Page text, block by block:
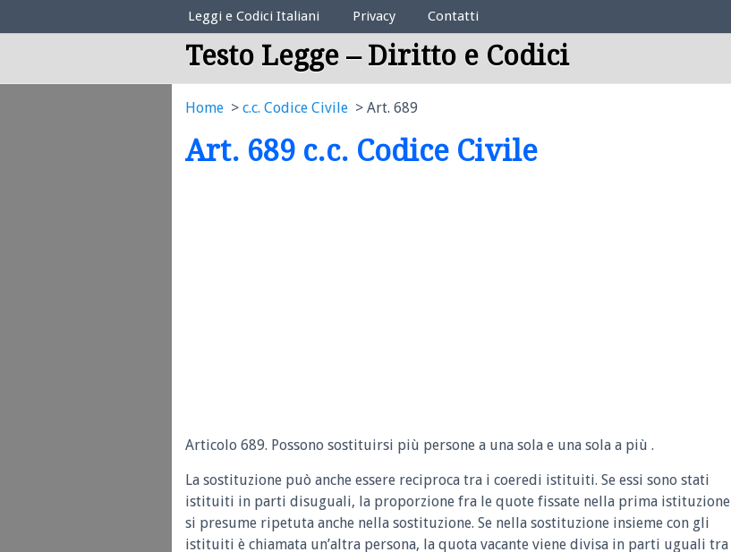
Elenco Codici Legali
Leggi e Codici Italiani Privacy Contatti
Testo Legge – Diritto e Codici
Home c.c. Codice Civile Art. 689
Art. 689 c.c. Codice Civile
Articolo 689. Possono sostituirsi più persone a una sola e una sola a più .
La sostituzione può anche essere reciproca tra i coeredi istituiti. Se essi sono stati
istituiti in parti disuguali, la proporzione fra le quote fissate nella prima istituzione
si presume ripetuta anche nella sostituzione. Se nella sostituzione insieme con gli
istituiti è chiamata un’altra persona, la quota vacante viene divisa in parti uguali tra